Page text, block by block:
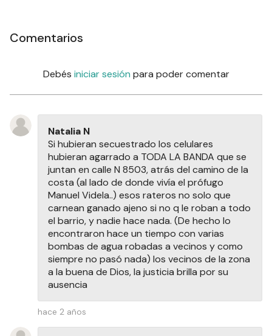
Comentarios
Debés iniciar sesión para poder comentar
Natalia N
Si hubieran secuestrado los celulares
hubieran agarrado a TODA LA BANDA que se
juntan en calle N 8503, atrás del camino de la
costa (al lado de donde vivía el prófugo
Manuel Videla..) esos rateros no solo que
carnean ganado ajeno si no q le roban a todo
el barrio, y nadie hace nada. (De hecho lo
encontraron hace un tiempo con varias
bombas de agua robadas a vecinos y como
siempre no pasó nada) los vecinos de la zona
a la buena de Dios, la justicia brilla por su
ausencia
hace 2 años